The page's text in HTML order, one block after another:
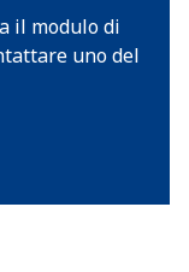
il modulo di
uno del